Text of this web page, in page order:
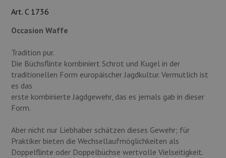
Art. C 1736
Occasion Waffe
Tradition pur.
Die Büchsflinte kombiniert Schrot und Kugel in der
traditionellen Form europäischer Jagdkultur. Vermutlich ist
es das
erste kombinierte Jagdgewehr, das es jemals gab in dieser
Form.
Aber nicht nur Liebhaber schätzen dieses Gewehr; für
Praktiker bieten die Wechsellaufmöglichkeiten als
Doppelflinte oder Doppelbüchse wertvolle Vielseitigkeit.
UNSERE TOP-KATEGORIEN
Munition
Waffen
Lampen und Zubehör